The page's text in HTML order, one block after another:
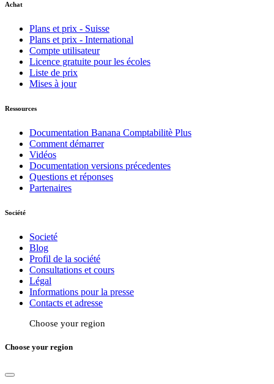
Achat
Plans et prix - Suisse
Plans et prix - International
Compte utilisateur
Licence gratuite pour les écoles
Liste de prix
Mises à jour
Ressources
Documentation Banana Comptabilitè Plus
Comment démarrer
Vidéos
Documentation versions précedentes
Questions et réponses
Partenaires
Société
Societé
Blog
Profil de la société
Consultations et cours
Légal
Informations pour la presse
Contacts et adresse
Choose your region
Choose your region